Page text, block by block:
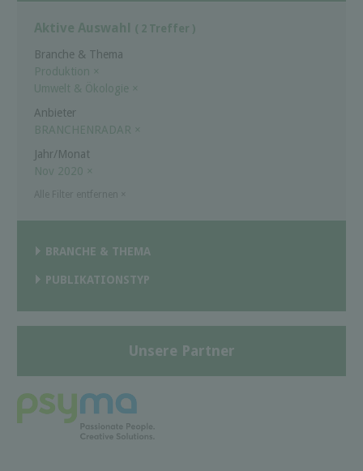
Aktive Auswahl ( 2 Treffer )
Branche & Thema
Produktion ×
Umwelt & Ökologie ×
Anbieter
BRANCHENRADAR ×
Jahr/Monat
Nov 2020 ×
BRANCHE & THEMA
PUBLIKATIONSTYP
Unsere Partner